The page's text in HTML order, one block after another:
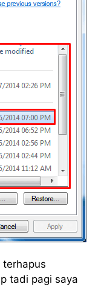
tadi pagi saya